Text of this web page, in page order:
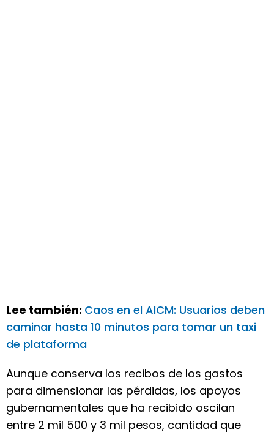
Lee también: Caos en el AICM: Usuarios deben
caminar hasta 10 minutos para tomar un taxi
de plataforma
Aunque conserva los recibos de los gastos
para dimensionar las pérdidas, los apoyos
gubernamentales que ha recibido oscilan
entre 2 mil 500 y 3 mil pesos, cantidad que